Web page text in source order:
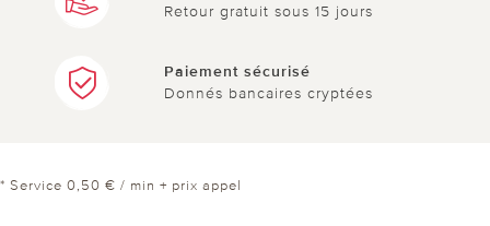
Retour gratuit sous 15 jours
Paiement sécurisé
Donnés bancaires cryptées
* Service 0,50 € / min + prix appel